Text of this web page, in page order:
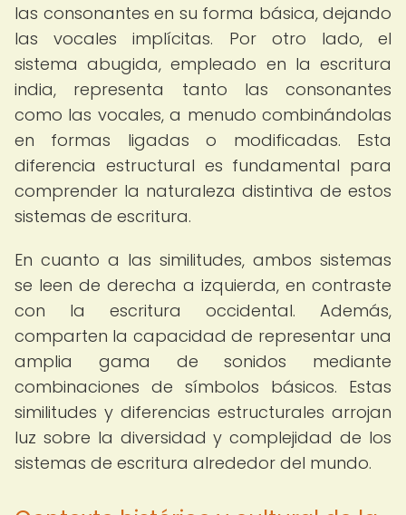
las consonantes en su forma básica, dejando
las vocales implícitas. Por otro lado, el
sistema abugida, empleado en la escritura
india, representa tanto las consonantes
como las vocales, a menudo combinándolas
en formas ligadas o modificadas. Esta
diferencia estructural es fundamental para
comprender la naturaleza distintiva de estos
sistemas de escritura.
En cuanto a las similitudes, ambos sistemas
se leen de derecha a izquierda, en contraste
con la escritura occidental. Además,
comparten la capacidad de representar una
amplia gama de sonidos mediante
combinaciones de símbolos básicos. Estas
similitudes y diferencias estructurales arrojan
luz sobre la diversidad y complejidad de los
sistemas de escritura alrededor del mundo.